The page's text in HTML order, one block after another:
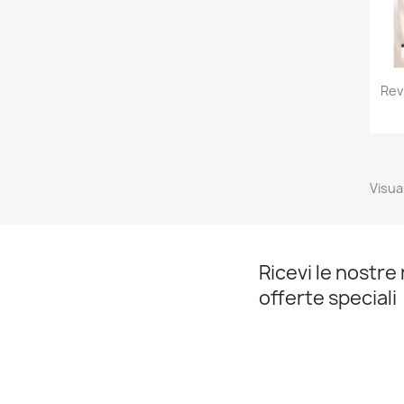
Ricevi le nostre
offerte speciali